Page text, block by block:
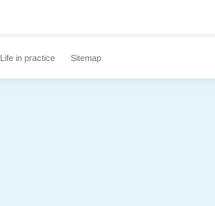
Life in practice Sitemap